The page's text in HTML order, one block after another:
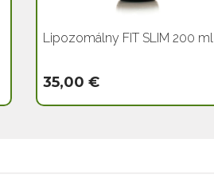
Lipozomálny FIT SLIM 200 ml
35,00 €